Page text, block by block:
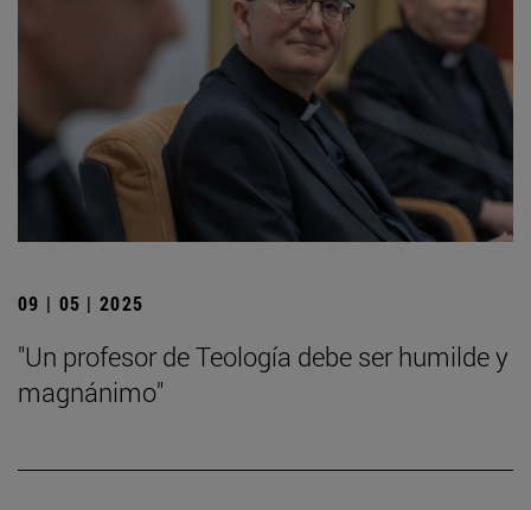
09 | 05 | 2025
"Un profesor de Teología debe ser humilde y
magnánimo"